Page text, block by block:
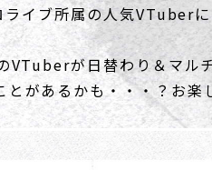
イブ所属の人気VTuber
VTuberが日替わり＆マル
があるかも・・・？お楽